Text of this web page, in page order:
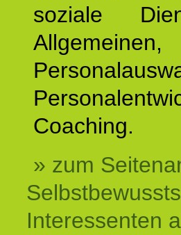
soziale
Coaching.
» zum
Interessenten